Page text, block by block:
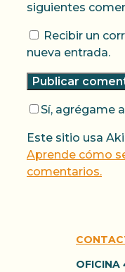
siguientes
Recibir un
nueva entrada.
Sí, agrégame
Este sitio usa
Aprende cómo
comentarios.
OFICINA